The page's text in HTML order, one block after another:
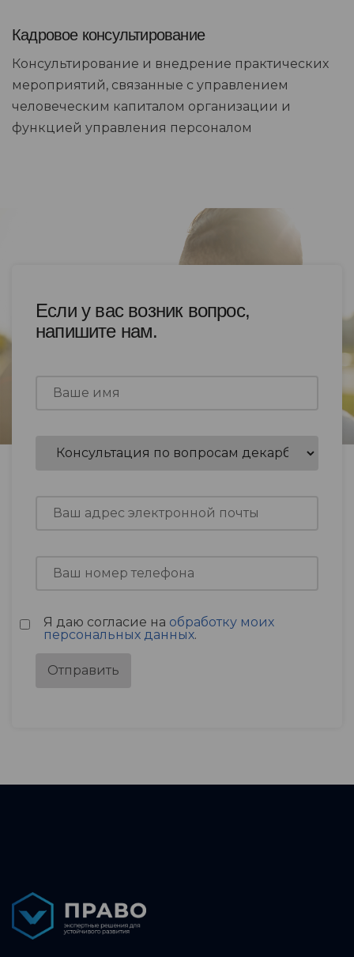
Кадровое консультирование
Консультирование и внедрение практических
мероприятий, связанные с управлением
человеческим капиталом организации и
функцией управления персоналом
Если у вас возник вопрос,
напишите нам.
Я даю согласие на обработку моих
персональных данных.
Отправить